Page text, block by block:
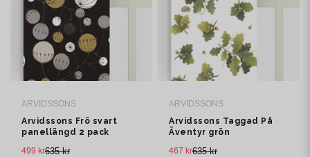
ARVIDSSONS
Arvidssons Frö svart
panellängd 2 pack
635 kr
499 kr
ARVIDSSONS
Arvidssons Taggad På
Äventyr grön
635 kr
467 kr